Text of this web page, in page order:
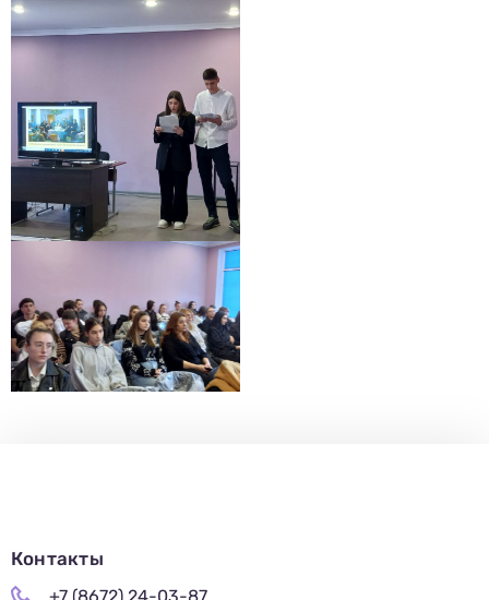
Контакты